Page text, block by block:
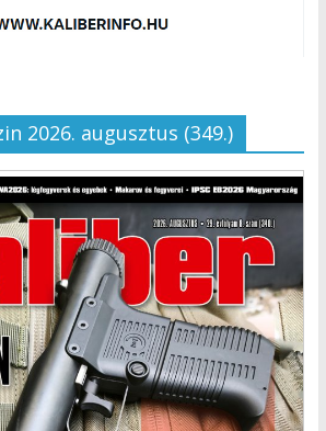
2026. augusztus (349.)